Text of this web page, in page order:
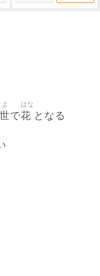
世
よ
で花
はな
となる